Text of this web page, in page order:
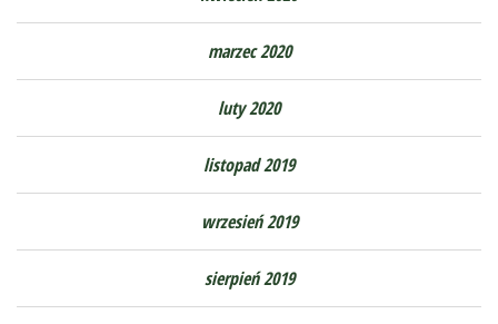
marzec 2020
luty 2020
listopad 2019
wrzesień 2019
sierpień 2019